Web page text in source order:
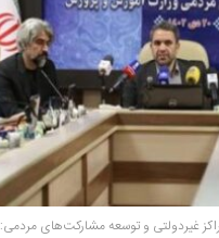
غیردولتی و توسعه مشارکت‌های مردمی: